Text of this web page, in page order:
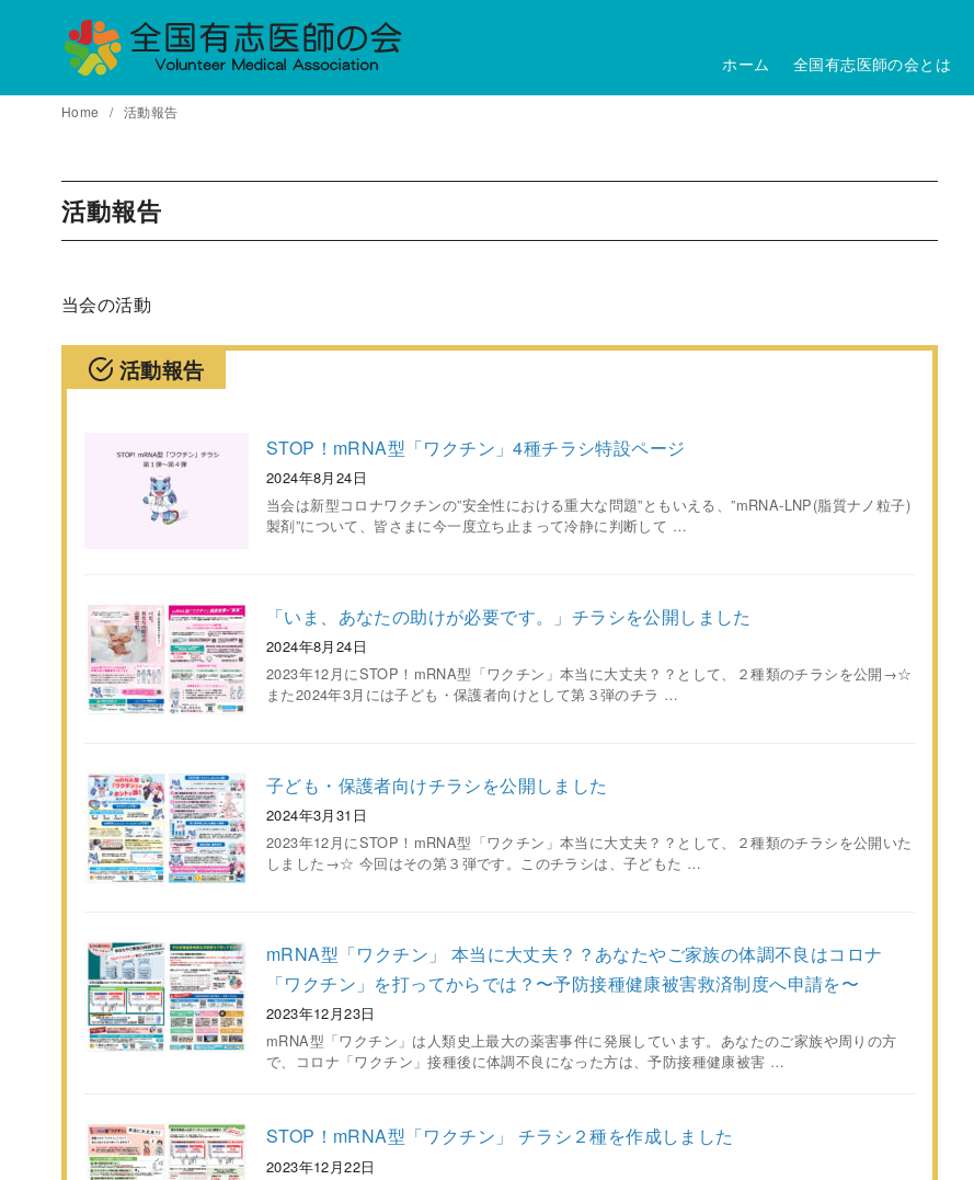
ン
ホーム 全国有志医師の会とは
Home 活動報告
活動報告
当会の活動
活動報告
STOP！mRNA型「ワクチン」4種チラシ特設ページ
2024年8月24日
当会は新型コロナワクチンの”安全性における重大な問題”ともいえる、”mRNA-LNP(脂質ナノ粒⼦)
製剤”について、皆さまに今一度立ち止まって冷静に判断して …
「いま、あなたの助けが必要です。」チラシを公開しました
2024年8月24日
2023年12月にSTOP！mRNA型「ワクチン」本当に大丈夫？？として、２種類のチラシを公開→☆
また2024年3月には子ども・保護者向けとして第３弾のチラ …
子ども・保護者向けチラシを公開しました
2024年3月31日
2023年12月にSTOP！mRNA型「ワクチン」本当に大丈夫？？として、２種類のチラシを公開いた
しました→☆ 今回はその第３弾です。このチラシは、子どもた …
mRNA型「ワクチン」 本当に大丈夫？？あなたやご家族の体調不良はコロナ
「ワクチン」を打ってからでは？〜予防接種健康被害救済制度へ申請を〜
2023年12月23日
mRNA型「ワクチン」は人類史上最大の薬害事件に発展しています。あなたのご家族や周りの方
で、コロナ「ワクチン」接種後に体調不良になった方は、予防接種健康被害 …
STOP！mRNA型「ワクチン」 チラシ２種を作成しました
2023年12月22日